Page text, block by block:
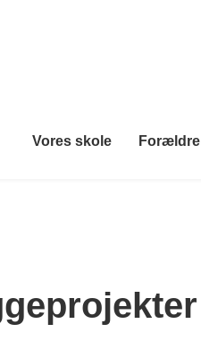
Vores skole Forældre